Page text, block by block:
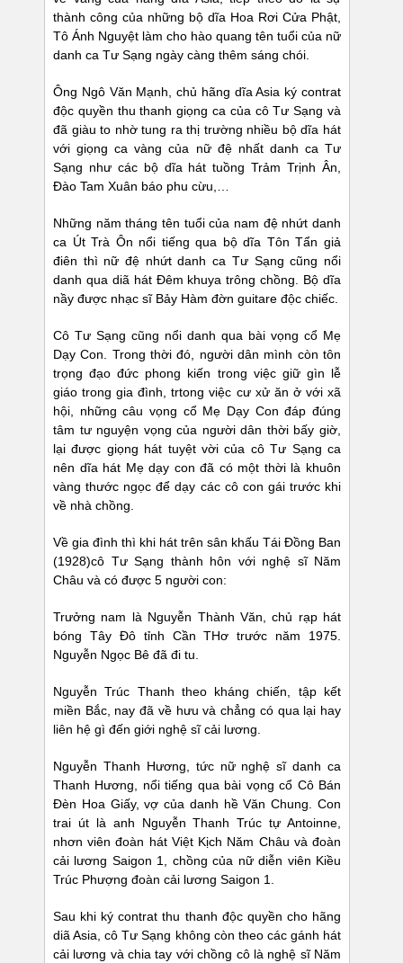
thành công của những bộ dĩa Hoa Rơi Cửa Phật,
Tô Ánh Nguyệt làm cho hào quang tên tuổi của nữ
danh ca Tư Sạng ngày càng thêm sáng chói.
Ông Ngô Văn Mạnh, chủ hãng dĩa Asia ký contrat
độc quyền thu thanh giọng ca của cô Tư Sạng và
đã giàu to nhờ tung ra thị trường nhiều bộ dĩa hát
với giọng ca vàng của nữ đệ nhất danh ca Tư
Sạng như các bộ dĩa hát tuồng Trảm Trịnh Ân,
Đào Tam Xuân báo phu cừu,…
Những năm tháng tên tuổi của nam đệ nhứt danh
ca Út Trà Ôn nổi tiếng qua bộ dĩa Tôn Tẩn giả
điên thì nữ đệ nhứt danh ca Tư Sạng cũng nổi
danh qua diã hát Đêm khuya trông chồng. Bộ dĩa
nầy được nhạc sĩ Bảy Hàm đờn guitare độc chiếc.
Cô Tư Sạng cũng nổi danh qua bài vọng cổ Mẹ
Dạy Con. Trong thời đó, người dân mình còn tôn
trọng đạo đức phong kiến trong việc giữ gìn lễ
giáo trong gia đình, trtong việc cư xử ăn ở với xã
hội, những câu vọng cổ Mẹ Dạy Con đáp đúng
tâm tư nguyện vọng của người dân thời bấy giờ,
lại được giọng hát tuyệt vời của cô Tư Sạng ca
nên dĩa hát Mẹ dạy con đã có một thời là khuôn
vàng thước ngọc để dạy các cô con gái trước khi
về nhà chồng.
Về gia đình thì khi hát trên sân khấu Tái Đồng Ban
(1928)cô Tư Sạng thành hôn với nghệ sĩ Năm
Châu và có được 5 người con:
Trưởng nam là Nguyễn Thành Văn, chủ rạp hát
bóng Tây Đô tỉnh Cần THơ trước năm 1975.
Nguyễn Ngọc Bê đã đi tu.
Nguyễn Trúc Thanh theo kháng chiến, tập kết
miền Bắc, nay đã về hưu và chẳng có qua lại hay
liên hệ gì đến giới nghệ sĩ cải lương.
Nguyễn Thanh Hương, tức nữ nghệ sĩ danh ca
Thanh Hương, nổi tiếng qua bài vọng cổ Cô Bán
Đèn Hoa Giấy, vợ của danh hề Văn Chung. Con
trai út là anh Nguyễn Thanh Trúc tự Antoinne,
nhơn viên đoàn hát Việt Kịch Năm Châu và đoàn
cải lương Saigon 1, chồng của nữ diễn viên Kiều
Trúc Phượng đoàn cải lương Saigon 1.
Sau khi ký contrat thu thanh độc quyền cho hãng
diã Asia, cô Tư Sạng không còn theo các gánh hát
cải lương và chia tay với chồng cô là nghệ sĩ Năm